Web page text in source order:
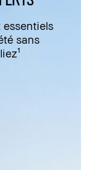
essentiels
sans